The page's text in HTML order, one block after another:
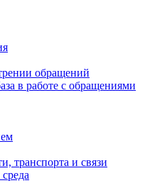
обращений
в работе с обращениями
транспорта и связи